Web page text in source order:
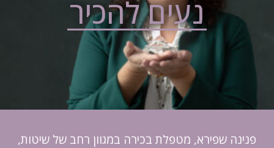
נעים להכיר
פנינה שפירא, מטפלת בכירה במגוון רחב של שיטות,